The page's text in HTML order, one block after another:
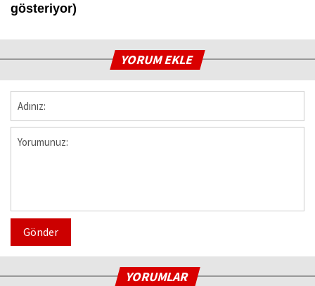
gösteriyor)
YORUM EKLE
Gönder
YORUMLAR